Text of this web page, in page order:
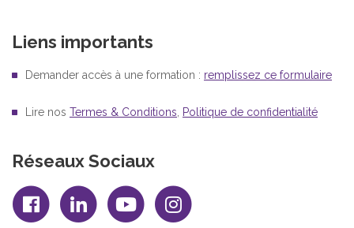
Liens importants
Demander accès à une formation : remplissez ce formulaire
Lire nos Termes & Conditions Politique de confidentialité
Réseaux Sociaux